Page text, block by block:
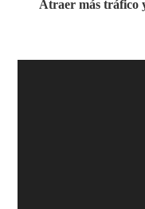
Atraer más tráfico